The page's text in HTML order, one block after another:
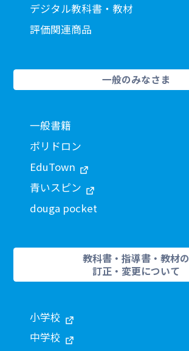
デジタル教科書・教材
評価関連商品
一般のみなさま
一般書籍
ポリドロン
EduTown
青いスピン
douga pocket
教科書・指導書・教材の
訂正・変更について
小学校
中学校